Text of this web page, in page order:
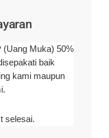
Muka) 50%
baik
kami maupun
selesai.